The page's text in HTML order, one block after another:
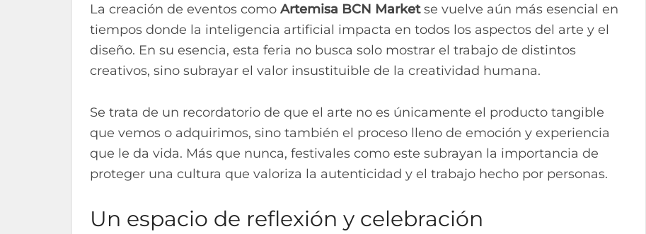
La creación de eventos como Artemisa BCN Marketse vuelve aún más esencial en
tiempos donde la inteligencia artificial impacta en todos los aspectos del arte y el
diseño. En su esencia, esta feria no busca solo mostrar el trabajo de distintos
creativos, sino subrayar el valor insustituible de la creatividad humana.
Se trata de un recordatorio de que el arte no es únicamente el producto tangible
que vemos o adquirimos, sino también el proceso lleno de emoción y experiencia
que le da vida. Más que nunca, festivales como este subrayan la importancia de
proteger una cultura que valoriza la autenticidad y el trabajo hecho por personas.
Un espacio de reflexión y celebración